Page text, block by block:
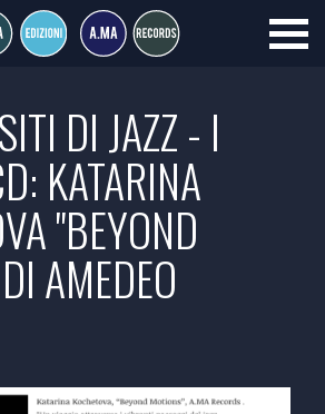
DI JAZZ - I
KATARINA
"BEYOND
AMEDEO